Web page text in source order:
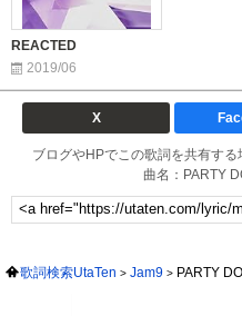
REACTED
2019/06
X
ブログやHPでこの歌詞を共有す
曲名：PARTY
歌詞検索UtaTen Jam9 PARTY